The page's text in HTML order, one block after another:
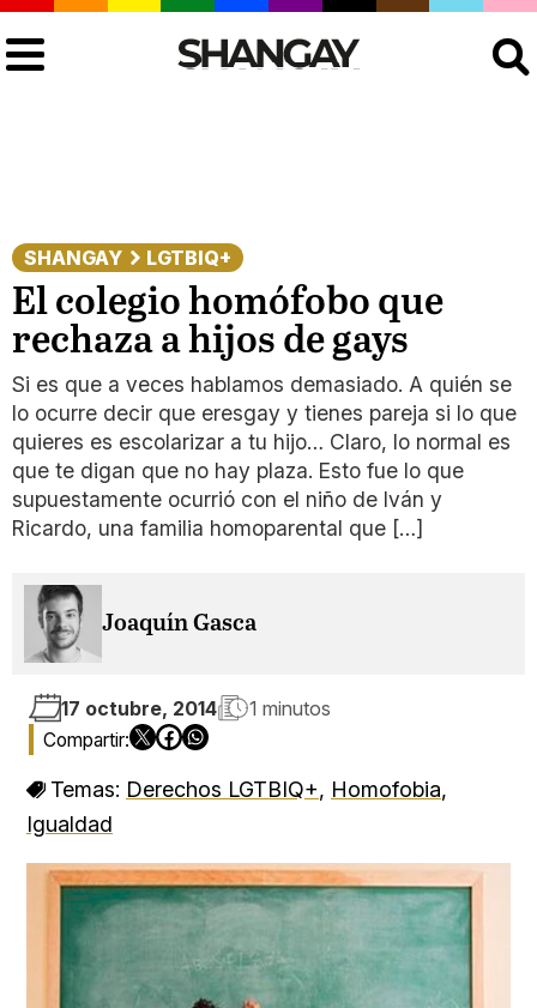
SHANGAY LGTBIQ+
El colegio homófobo que
rechaza a hijos de gays
Si es que a veces hablamos demasiado. A quién se
lo ocurre decir que eresgay y tienes pareja si lo que
quieres es escolarizar a tu hijo… Claro, lo normal es
que te digan que no hay plaza. Esto fue lo que
supuestamente ocurrió con el niño de Iván y
Ricardo, una familia homoparental que […]
Joaquín Gasca
17 octubre, 2014 1 minutos
Temas: Derechos LGTBIQ+, Homofobia,
Igualdad